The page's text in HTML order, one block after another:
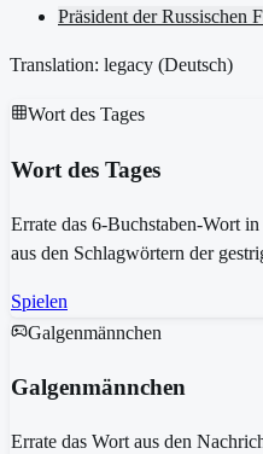
Präsident der Russischen
Translation: legacy (Deutsch)
Wort des Tages
Wort des Tages
Errate das 6-Buchstaben-Wort
aus den Schlagwörtern der
Spielen
Galgenmännchen
Galgenmännchen
Errate das Wort aus den